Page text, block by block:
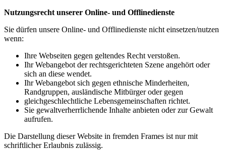
Nutzungsrecht unserer Online- und Offlinedienste
Sie dürfen unsere Online- und Offlinedienste nicht einsetzen/nutzen
wenn:
Ihre Webseiten gegen geltendes Recht verstoßen.
Ihr Webangebot der rechtsgerichteten Szene angehört oder
sich an diese wendet.
Ihr Webangebot sich gegen ethnische Minderheiten,
Randgruppen, ausländische Mitbürger oder gegen
gleichgeschlechtliche Lebensgemeinschaften richtet.
Sie gewaltverherrlichende Inhalte anbieten oder zur Gewalt
aufrufen.
Die Darstellung dieser Website in fremden Frames ist nur mit
schriftlicher Erlaubnis zulässig.